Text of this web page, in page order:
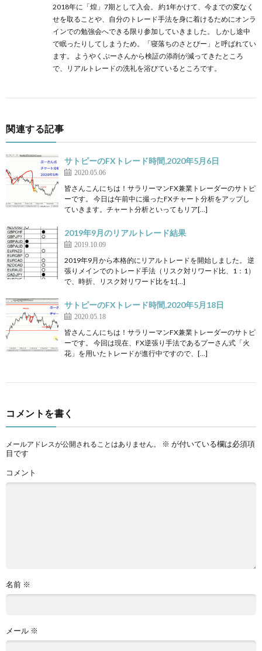
2018年に「煌」7期として入会。 約1年かけて、今までの変なく
せを取ることや、自分のトレード手法を身に着けるためにオンラ
インでの勉強会へできる限り参加していきました。 しかし途中
で眠ったりしてしまうため。「寝落ちのさとぴー」と呼ばれてい
ます。 ようやくぷーさんから検証の添削が減ってきたところ
で、リアルトレードの洗礼を浴びているところです。
関連する記事
サトピーのFXトレード時間,2020年5月6日
2020.05.06
皆さんこんにちは！サラリーマンFX兼業トレーダーのサトピ
ーです。 今日は午前中に撮ったFXチャート分析をアップし
ていきます。チャート分析といってもリア[…]
2019年9月のリアルトレード結果
2019.10.09
2019年9月から本格的にリアルトレードを開始しました。 逆
張りメインでのトレード手法（リスク対リワード比、1：1）
で、時折、リスク対リワード比を1:[…]
サトピーのFXトレード時間,2020年5月18日
2020.05.18
皆さんこんにちは！サラリーマンFX兼業トレーダーのサトピ
ーです。 今回は現在、FX逆張り手法であるプーさん式「火
花」を用いたトレードが進行中ですので、[…]
コメントを書く
メールアドレスが公開されることはありません。 ※ が付いている欄は必須項
目です
コメント
名前 ※
メール ※